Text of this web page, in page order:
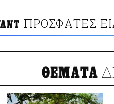
ΠΡΟΣΦΑΤΕΣ
ΘΕΜΑΤΑ